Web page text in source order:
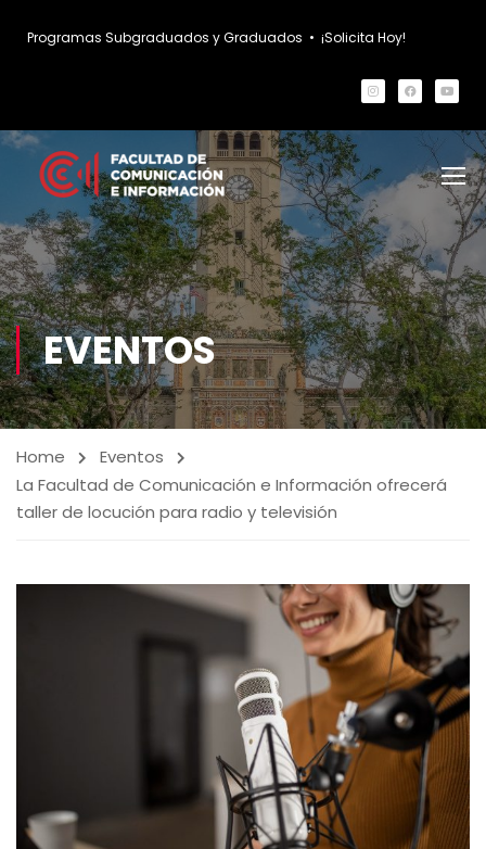
Programas Subgraduados y Graduados • ¡Solicita Hoy!
EVENTOS
Home
Eventos
La Facultad de Comunicación e Información ofrecerá
taller de locución para radio y televisión